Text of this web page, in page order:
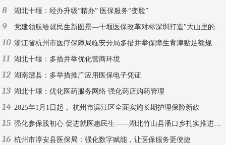
8 湖北十堰：经办升级“精办” 医保服务“变脸”
9 党建领航绘就民生新图景—十堰医保改革对标深圳打造"大山里的健康支点"
10 浙江省杭州市医疗保障局临安分局多措并举保障生育津贴足额规范发放
11 湖北十堰：多措并举优化营商环境
12 湖南澧县：多举措推广应用医保电子凭证
13 湖北十堰：优化医药服务网络 强化药店购药管理
14 2025年1月1日起， 杭州市滨江区全面实施长期护理保险新政
15 强化参保践初心 促进就医惠民生——湖北竹山县潘口乡扎实推进医保参保扩面工作
16 杭州市淳安县医保局：强化数字赋能，让医保服务更便捷